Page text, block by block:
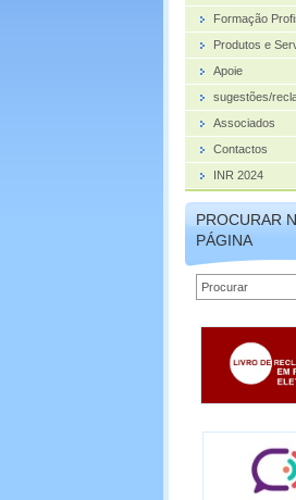
Formação
Produtos e
Apoie
sugestões/
Associados
Contactos
INR 2024
PROCURAR
PÁGINA